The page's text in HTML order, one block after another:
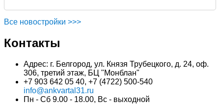
Все новостройки >>>
Контакты
Адрес: г. Белгород, ул. Князя Трубецкого, д. 24, оф.
306, третий этаж, БЦ "Монблан"
+7 903 642 05 40, +7 (4722) 500-540
info@ankvartal31.ru
Пн - Сб 9.00 - 18.00, Вс - выходной